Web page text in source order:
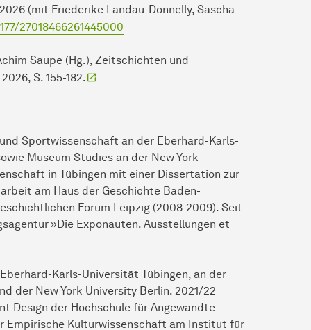
(mit Friederike Landau-Donnelly, Sascha
27018466261445000
Saupe (Hg.), Zeitschichten und
S. 155-182.
Sportwissenschaft an der Eberhard-Karls-
Museum Studies an der New York
in Tübingen mit einer Dissertation zur
am Haus der Geschichte Baden-
Forum Leipzig (2008-2009). Seit
»Die Exponauten. Ausstellungen et
Karls-Universität Tübingen, an der
der New York University Berlin. 2021/22
Design der Hochschule für Angewandte
Empirische Kulturwissenschaft am Institut für